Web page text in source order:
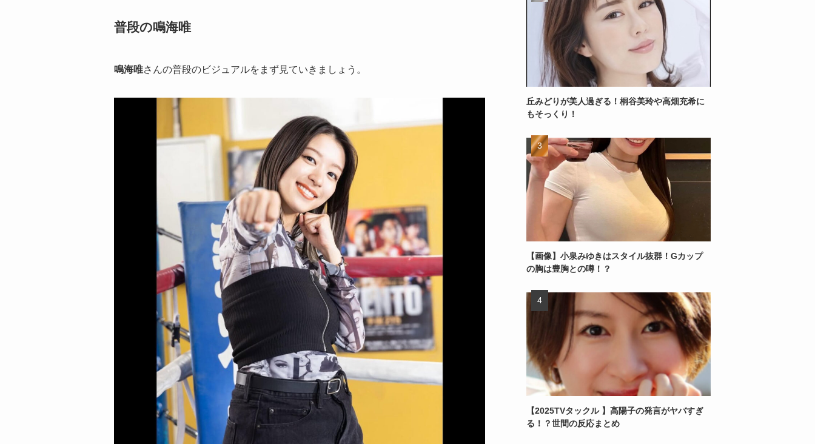
普段の鳴海唯
鳴海唯さんの普段のビジュアルをまず見ていきましょう。
丘みどりが美人過ぎる！桐谷美玲や高畑充希に
もそっくり！
【画像】小泉みゆきはスタイル抜群！Gカップ
の胸は豊胸との噂！？
【2025TVタックル 】高陽子の発言がヤバすぎ
る！？世間の反応まとめ